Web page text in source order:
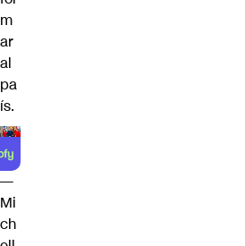
m
ar
al
pa
ís.
—
Mi
ch